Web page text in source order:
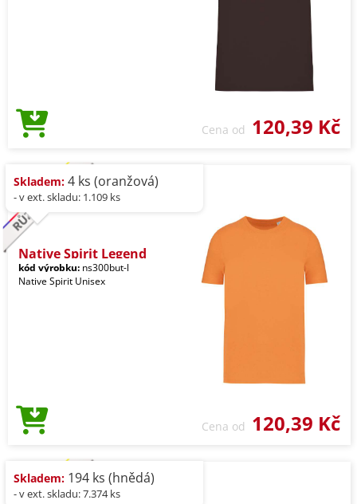
Cena od 120,39 Kč
Skladem: 4 ks (oranžová)
- v ext. skladu: 1.109 ks
Native Spirit Legend
kód výrobku: ns300but-l
Native Spirit Unisex
Cena od 120,39 Kč
Skladem: 194 ks (hnědá)
- v ext. skladu: 7.374 ks